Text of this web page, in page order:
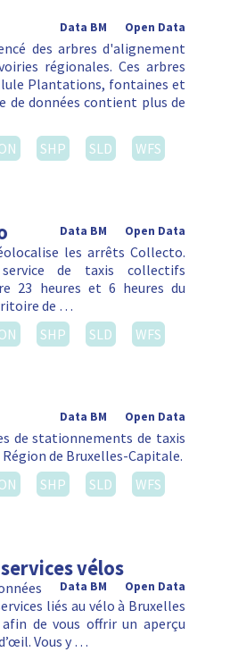
Open Data
Data BM
des arbres d'alignement
régionales. Ces arbres
Plantations, fontaines et
de données contient plus de
SHP SLD
WFS
Open Data
Data BM
les arrêts Collecto.
de taxis collectifs
23 heures et 6 heures du
de …
SHP SLD
WFS
Open Data
Data BM
de stationnements de taxis
de Bruxelles-Capitale.
SHP SLD
WFS
vélos
Open Data
Data BM
liés au vélo à Bruxelles
de vous offrir un aperçu
Vous y …